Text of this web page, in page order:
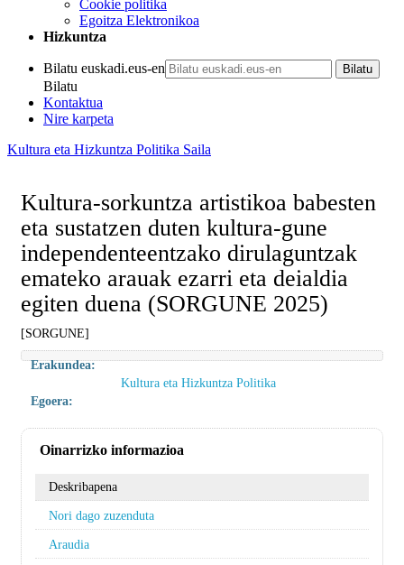
Cookie politika
Egoitza Elektronikoa
Hizkuntza
Bilatu euskadi.eus-en
Bilatu
Kontaktua
Nire karpeta
Kultura eta Hizkuntza Politika Saila
Kultura-sorkuntza artistikoa babesten
eta sustatzen duten kultura-gune
independenteentzako dirulaguntzak
emateko arauak ezarri eta deialdia
egiten duena (SORGUNE 2025)
[SORGUNE]
Erakundea:
Kultura eta Hizkuntza Politika
Egoera:
Oinarrizko informazioa
Deskribapena
Nori dago zuzenduta
Araudia